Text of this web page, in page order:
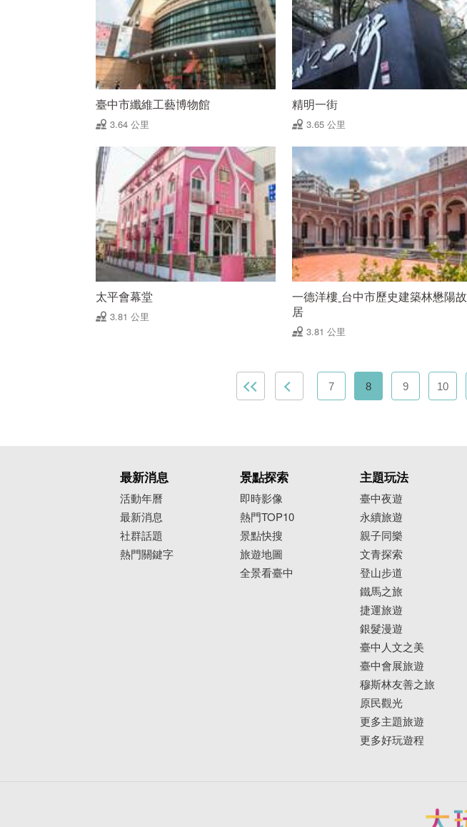
臺中市纖維工藝博物館
3.64 公里
精明一街
3.65 公里
太平會幕堂
3.81 公里
一德洋樓ˍ台中市歷史建築林懋陽故
居
3.81 公里
7 8 9 10
最新消息
活動年曆
最新消息
社群話題
熱門關鍵字
景點探索
即時影像
熱門TOP10
景點快搜
旅遊地圖
全景看臺中
主題玩法
臺中夜遊
永續旅遊
親子同樂
文青探索
登山步道
鐵馬之旅
捷運旅遊
銀髮漫遊
臺中人文之美
臺中會展旅遊
穆斯林友善之旅
原民觀光
更多主題旅遊
更多好玩遊程